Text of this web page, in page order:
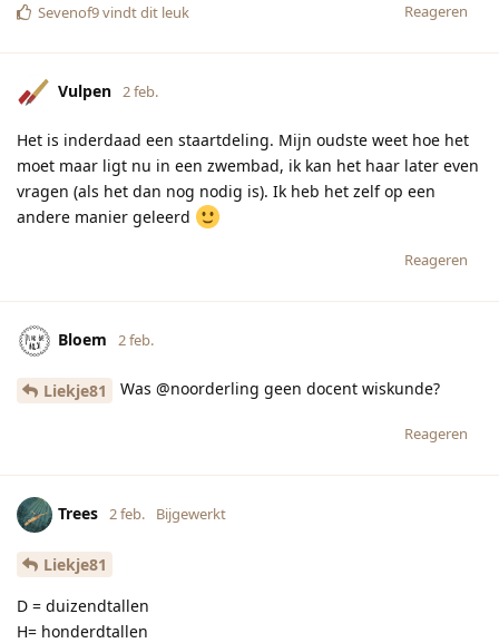
Reageren
Sevenof9vindt dit leuk
Vulpen 2 feb.
Het is inderdaad een staartdeling. Mijn oudste weet hoe het
moet maar ligt nu in een zwembad, ik kan het haar later even
vragen (als het dan nog nodig is). Ik heb het zelf op een
andere manier geleerd
Reageren
Bloem 2 feb.
Liekje81 Was @noorderling geen docent wiskunde?
Reageren
Trees 2 feb. Bijgewerkt
Liekje81
D = duizendtallen
H= honderdtallen